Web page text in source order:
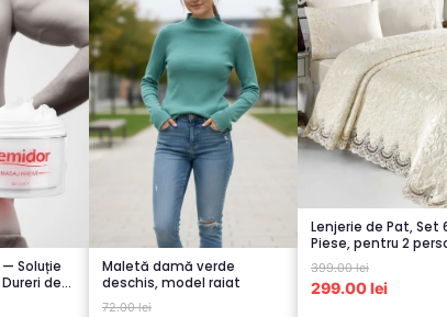
Soluție
de
Maletă damă verde
deschis, model raiat
72.00 lei
Lenjerie de Pat, Set
Piese, pentru 2
CREM-4...
399.00 lei
299.00 lei